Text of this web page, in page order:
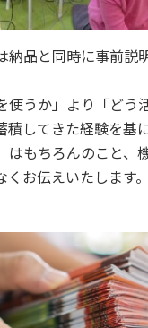
納品と同時に事前説
使うか」より「どう
積してきた経験を基
はもちろんのこと、
お伝えいたします。